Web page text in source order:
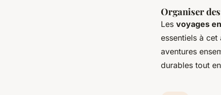
Organiser
Les voyages
essentiels à
aventures
durables tout